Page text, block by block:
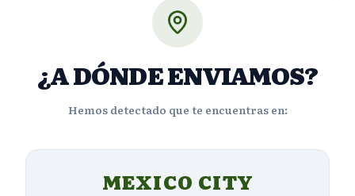
Opiniones de Clientes
4.5
¿A DÓNDE ENVIAMOS?
Hemos detectado que te encuentras en:
MEXICO CITY